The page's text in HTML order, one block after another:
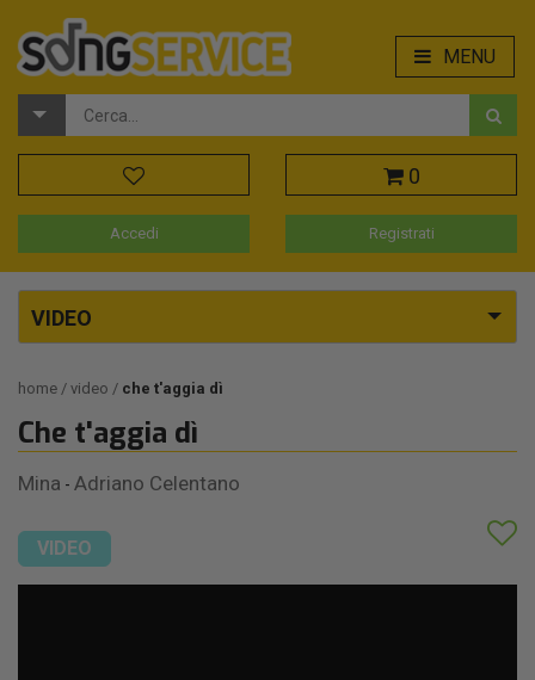
MENU
0
Accedi Registrati
VIDEO
home video che t'aggia dì
Che t'aggia dì
Mina - Adriano Celentano
VIDEO